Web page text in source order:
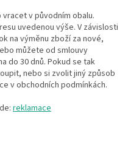
v původním obalu.
uvedenou výše. V závislosti
na výměnu zboží za nové,
můžete od smlouvy
do 30 dnů. Pokud se tak
nebo si zvolit jiný způsob
v obchodních podmínkách.
reklamace